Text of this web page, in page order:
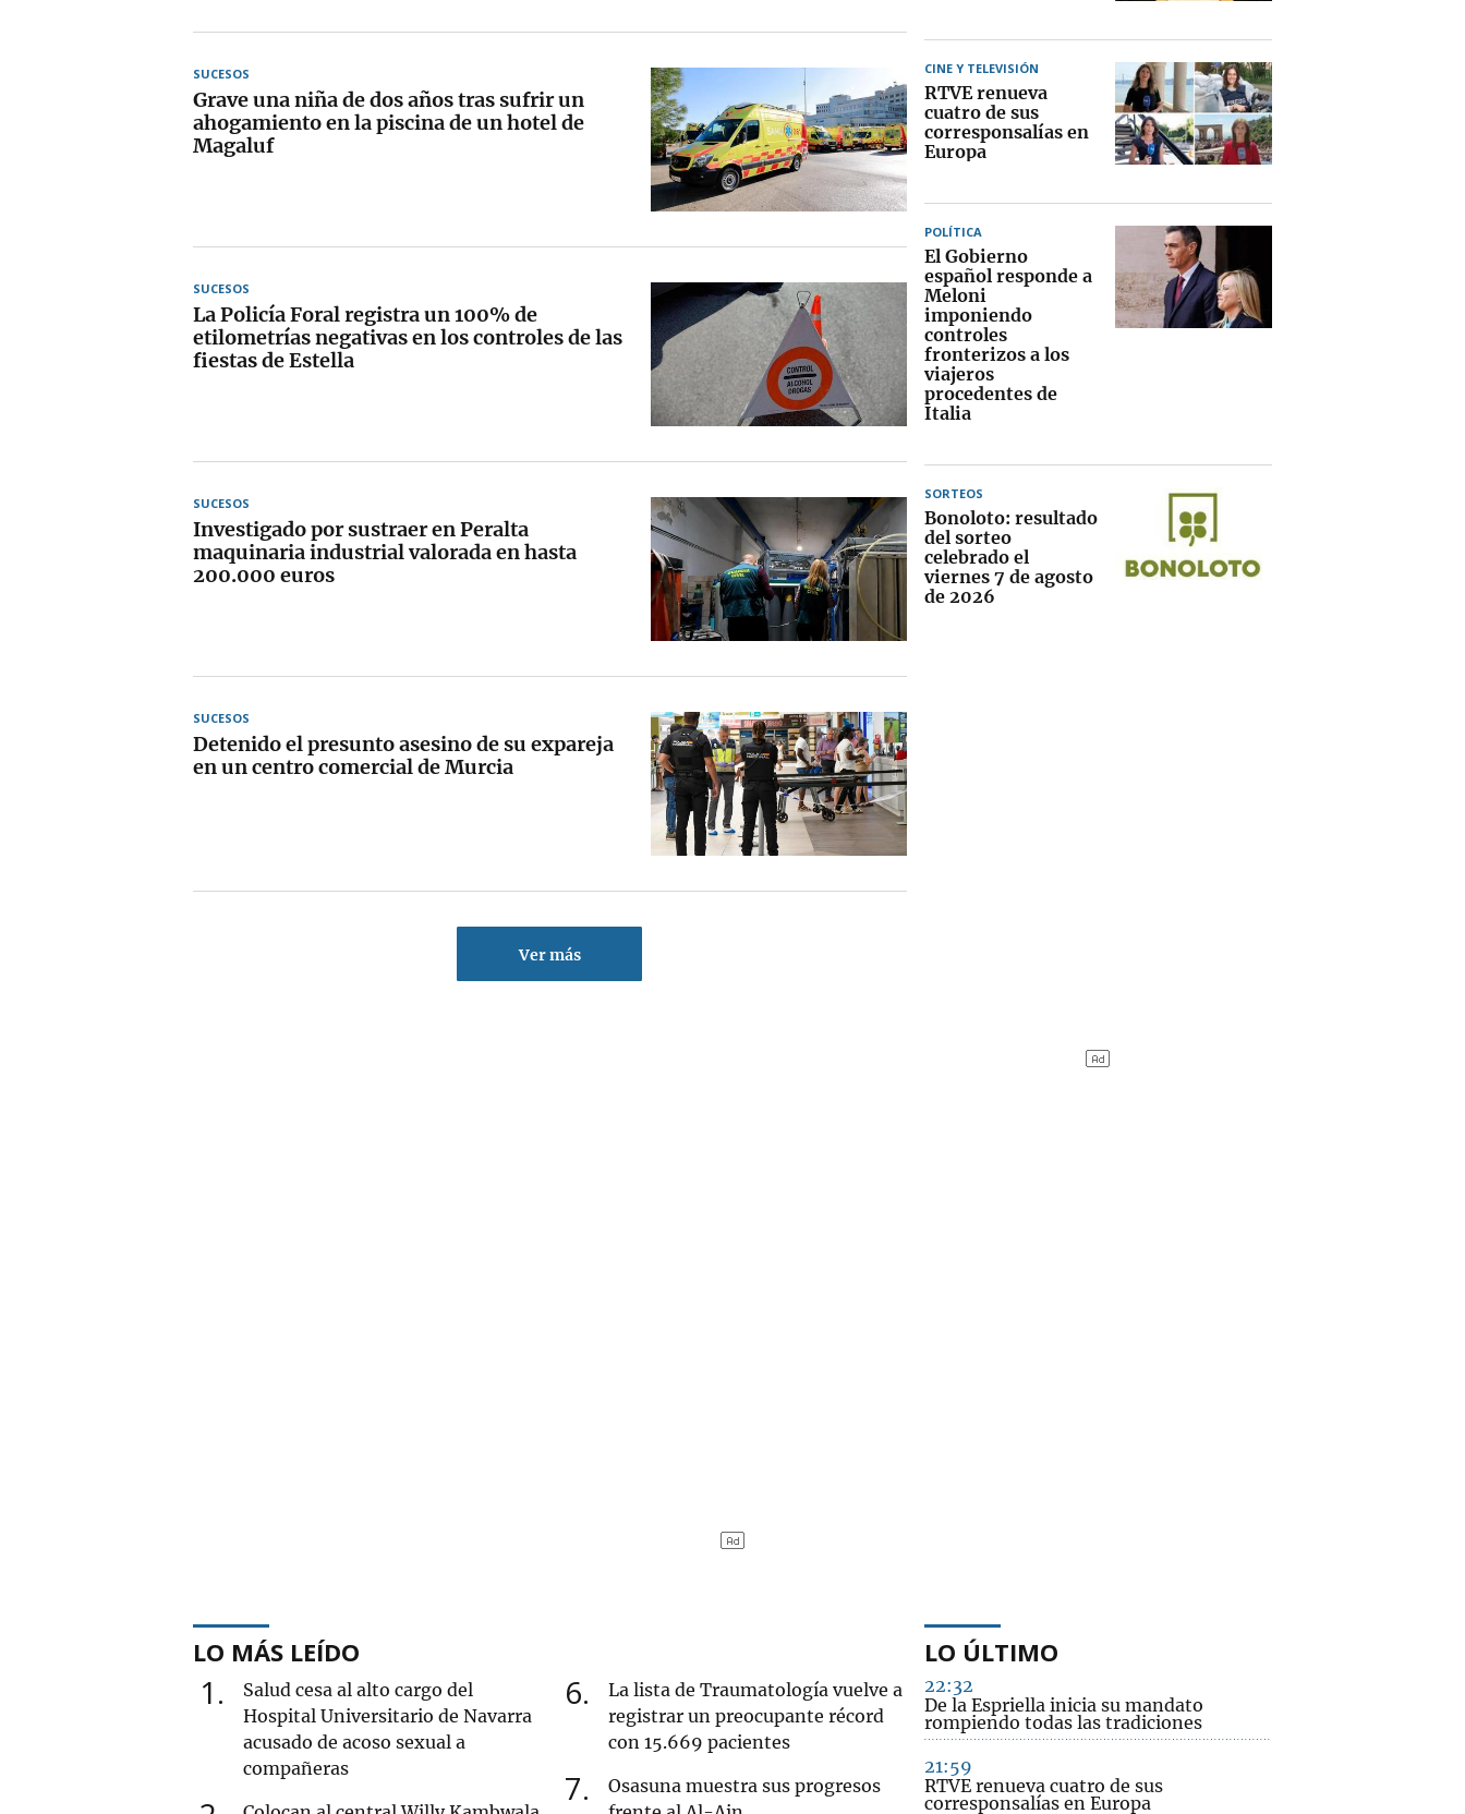
SUCESOS
Grave una niña de dos años tras sufrir un
ahogamiento en la piscina de un hotel de
Magaluf
SUCESOS
La Policía Foral registra un 100% de
etilometrías negativas en los controles de las
fiestas de Estella
SUCESOS
Investigado por sustraer en Peralta
maquinaria industrial valorada en hasta
200.000 euros
SUCESOS
Detenido el presunto asesino de su expareja
en un centro comercial de Murcia
Ver más
CINE Y TELEVISIÓN
RTVE renueva
cuatro de sus
corresponsalías en
Europa
POLÍTICA
El Gobierno
español responde a
Meloni
imponiendo
controles
fronterizos a los
viajeros
procedentes de
Italia
SORTEOS
Bonoloto: resultado
del sorteo
celebrado el
viernes 7 de agosto
de 2026
LO MÁS LEÍDO
1
Salud cesa al alto cargo del
Hospital Universitario de Navarra
acusado de acoso sexual a
compañeras
6
La lista de Traumatología vuelve a
registrar un preocupante récord
con 15.669 pacientes
7
Osasuna muestra sus progresos
LO ÚLTIMO
22:32
De la Espriella inicia su mandato
rompiendo todas las tradiciones
21:59
RTVE renueva cuatro de sus
corresponsalías en Europa